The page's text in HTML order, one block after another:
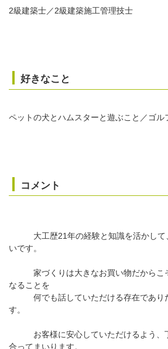
2級建築士／2級建築施工管理技士
好きなこと
ペットの犬とハムスターと遊ぶこと／ゴル
コメント
大工歴21年の経験と知識を活かして
いです。
家づくりは大きなお買い物だからこ
なることを
何でも話していただける存在であり
す。
お客様に安心していただけるよう、
合ってまいります。